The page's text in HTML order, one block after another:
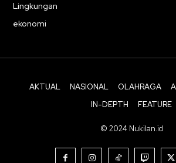
Lingkungan
ekonomi
AKTUAL NASIONAL OLAHRAGA
IN-DEPTH
FEATURE
© 2024 Nukilan.id